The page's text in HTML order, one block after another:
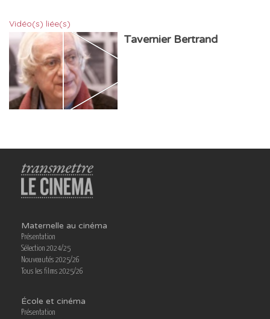
Vidéo(s) liée(s)
Tavernier Bertrand
Maternelle au cinéma
Présentation
Sélection 2024/25
Nouveautés 2025/26
Tous les films 2025/26
École et cinéma
Présentation